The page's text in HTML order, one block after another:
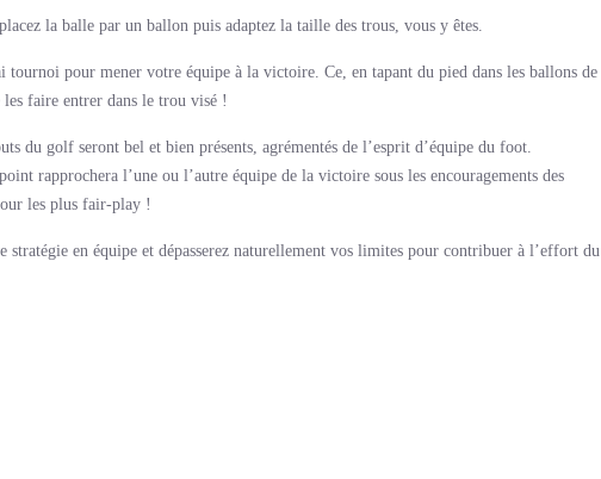
la balle par un ballon puis adaptez la taille des trous, vous y êtes.
tournoi pour mener votre équipe à la victoire. Ce, en tapant du pied dans les ballons de
faire entrer dans le trou visé !
du golf seront bel et bien présents, agrémentés de l’esprit d’équipe du foot.
rapprochera l’une ou l’autre équipe de la victoire sous les encouragements des
les plus fair-play !
en équipe et dépasserez naturellement vos limites pour contribuer à l’effort du